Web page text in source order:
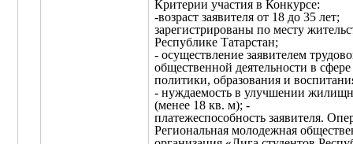
Критерии участия в Конкурсе:
-возраст заявителя от 18 до 35 лет;
зарегистрированы по месту
Республике Татарстан;
- осуществление заявителем
общественной деятельности в
политики, образования и
- нуждаемость в улучшении
(менее 18 кв. м); -
платежеспособность заявителя.
Региональная молодежная